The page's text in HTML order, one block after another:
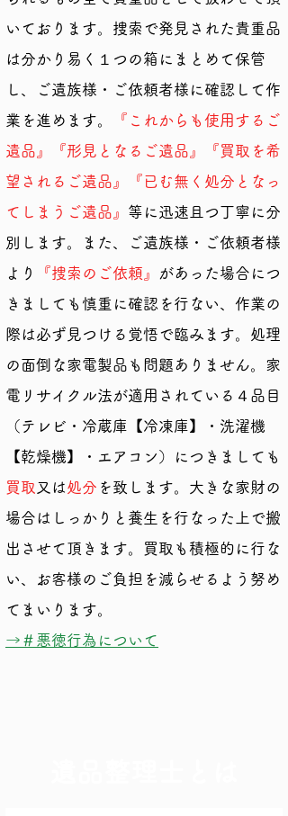
いております。捜索で発見された貴重品
は分かり易く１つの箱にまとめて保管
し、ご遺族様・ご依頼者様に確認して作
業を進めます。
『これからも使用するご
遺品』『形見となるご遺品』『買取を希
望されるご遺品』『已む無く処分となっ
てしまうご遺品』 等に迅速且つ丁寧に分
別します。また、ご遺族様・ご依頼者様
より
『捜索のご依頼』
があった場合につ
きましても慎重に確認を行ない、作業の
際は必ず見つける覚悟で臨みます。処理
の面倒な家電製品も問題ありません。家
電リサイクル法が適用されている４品目
（テレビ・冷蔵庫【冷凍庫】・洗濯機
【乾燥機】・エアコン）につきましても
買取 又は処分 を致します。大きな家財の
場合はしっかりと養生を行なった上で搬
出させて頂きます。買取も積極的に行な
い、お客様のご負担を減らせるよう努め
てまいります。
​→＃悪徳行為について